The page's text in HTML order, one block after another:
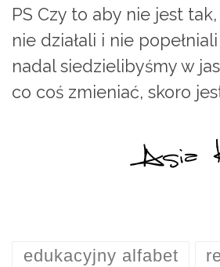
PS Czy to aby nie jest
nie działali i nie
nadal siedzielibyśmy w
co coś zmieniać, skoro
edukacyjny alfabet